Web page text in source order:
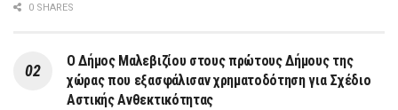
0 SHARES
Ο Δήμος Μαλεβιζίου στους πρώτους Δήμους της
χώρας που εξασφάλισαν χρηματοδότηση για Σχέδιο
Αστικής Ανθεκτικότητας